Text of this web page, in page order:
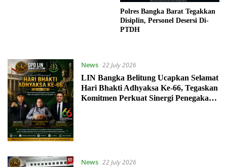
Polres Bangka Barat Tegakkan
Disiplin, Personel Desersi Di-
PTDH
News 22 July 2026
LIN Bangka Belitung Ucapkan Selamat
Hari Bhakti Adhyaksa Ke-66, Tegaskan
Komitmen Perkuat Sinergi Penegakan
News 22 July 2026